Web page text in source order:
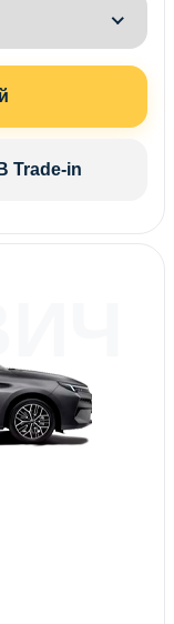
В Trade-in